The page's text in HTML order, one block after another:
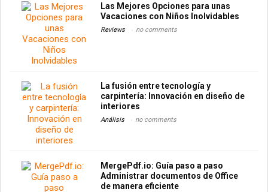
Las Mejores Opciones para unas
Vacaciones con Niños Inolvidables
Reviews no comments
La fusión entre tecnología y
carpintería: Innovación en diseño de
interiores
Análisis no comments
MergePdf.io: Guía paso a paso
Administrar documentos de Office
de manera eficiente